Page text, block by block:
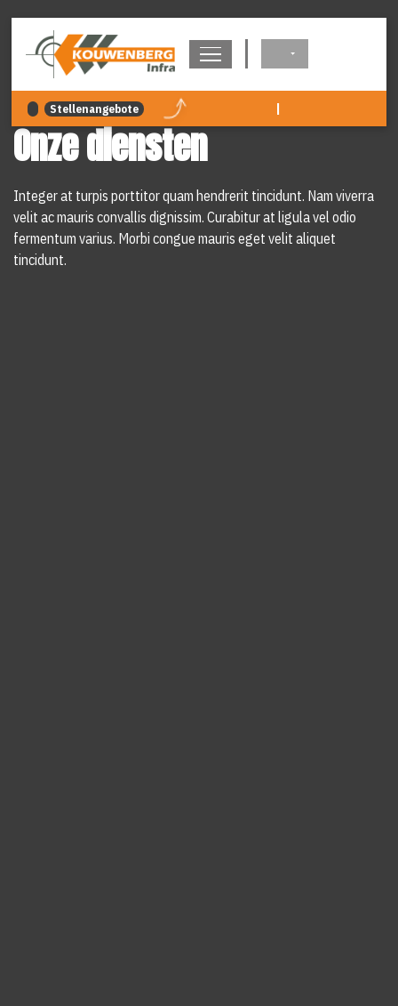
Stellenangebote |
Onze diensten
Integer at turpis porttitor quam hendrerit tincidunt. Nam viverra
velit ac mauris convallis dignissim. Curabitur at ligula vel odio
fermentum varius. Morbi congue mauris eget velit aliquet
tincidunt.